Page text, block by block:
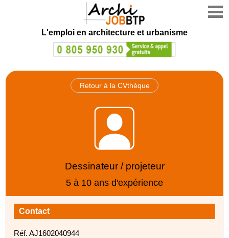
L'emploi en architecture et urbanisme
Retour à la CVthèque
Dessinateur / projeteur
5 à 10 ans d'expérience
Contact
Réf. AJ1602040944